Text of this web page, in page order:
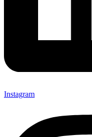
Instagram